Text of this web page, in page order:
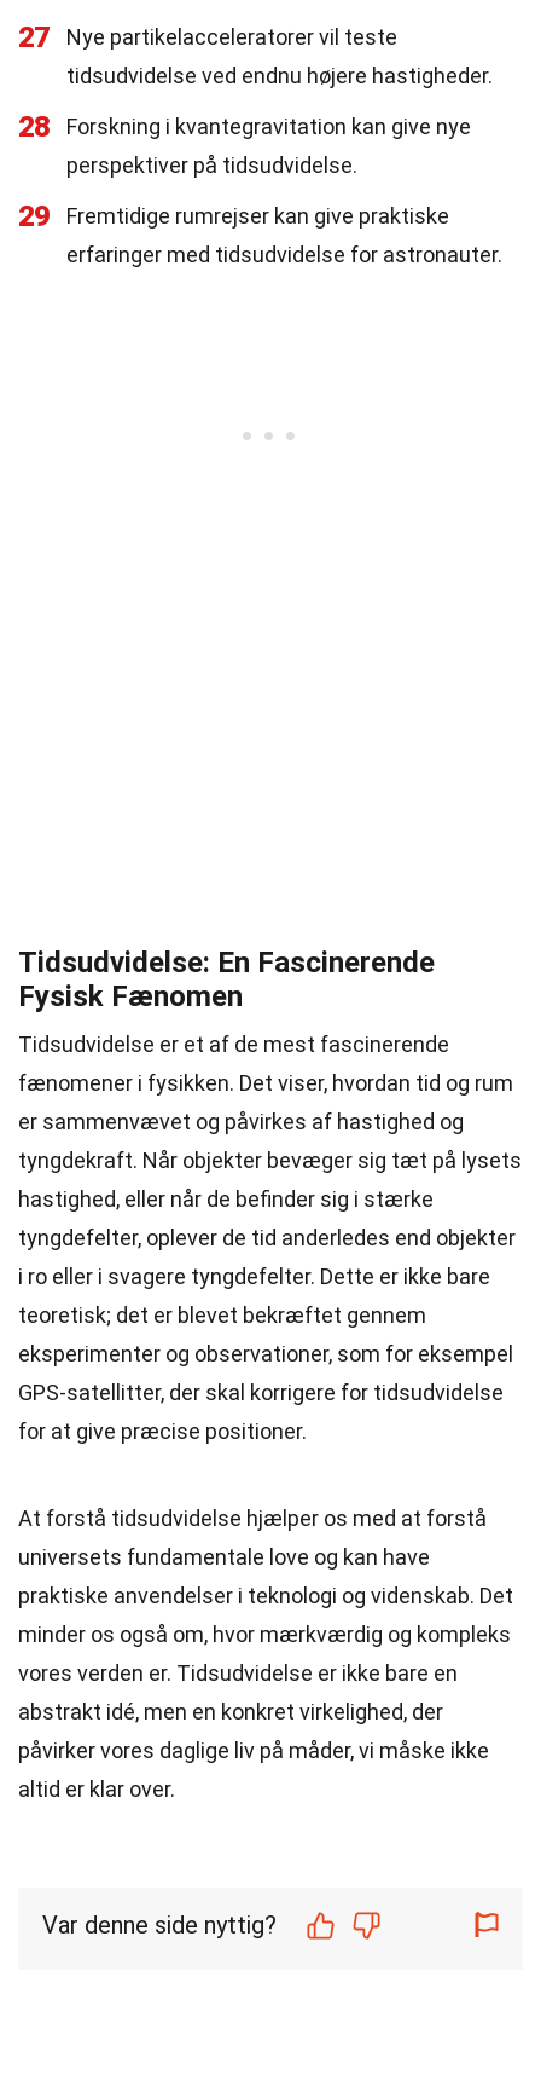
27
Nye partikelacceleratorer vil teste
tidsudvidelse ved endnu højere hastigheder.
28
Forskning i kvantegravitation kan give nye
perspektiver på tidsudvidelse.
29
Fremtidige rumrejser kan give praktiske
erfaringer med tidsudvidelse for astronauter.
Tidsudvidelse: En Fascinerende
Fysisk Fænomen
Tidsudvidelse er et af de mest fascinerende
fænomener i fysikken. Det viser, hvordan tid og rum
er sammenvævet og påvirkes af hastighed og
tyngdekraft. Når objekter bevæger sig tæt på lysets
hastighed, eller når de befinder sig i stærke
tyngdefelter, oplever de tid anderledes end objekter
i ro eller i svagere tyngdefelter. Dette er ikke bare
teoretisk; det er blevet bekræftet gennem
eksperimenter og observationer, som for eksempel
GPS-satellitter, der skal korrigere for tidsudvidelse
for at give præcise positioner.
At forstå tidsudvidelse hjælper os med at forstå
universets fundamentale love og kan have
praktiske anvendelser i teknologi og videnskab. Det
minder os også om, hvor mærkværdig og kompleks
vores verden er. Tidsudvidelse er ikke bare en
abstrakt idé, men en konkret virkelighed, der
påvirker vores daglige liv på måder, vi måske ikke
altid er klar over.
Var denne side nyttig?